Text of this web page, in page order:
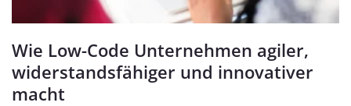
Wie Low-Code Unternehmen agiler,
widerstandsfähiger und innovativer
macht